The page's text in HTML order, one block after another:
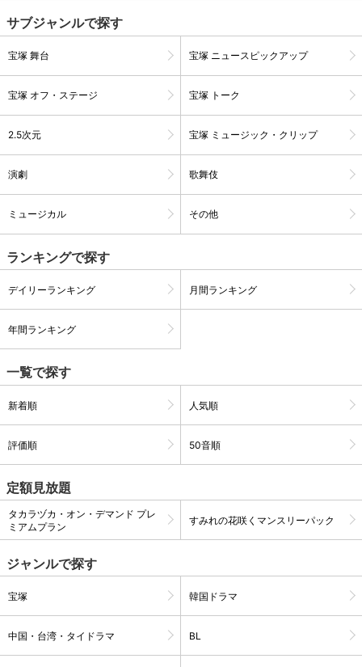
会員情報変更
ジットカード情報の変更が可能です。
購入明細 ４ヵ月分の購入明細の確認が可能です。
現在獲得済みのお得なクーポンを確認でき
ます。
購入履歴
レンタル、購入、定額見放題の購入履歴の
確認が可能です。こちらから視聴いただく
と便利です。
お気に入りに登録した作品を確認できま
閲覧履歴
の削除も可能です。
視聴年齢制限
能です。5段階の年齢区分から選択できま
視聴デバイス一覧
バイス連携の設定ができます。
サブジャンルで探す
宝塚 舞台 宝塚 ニュースピックアップ
宝塚 オフ・ステージ 宝塚 トーク
2.5次元 宝塚 ミュージック・クリップ
演劇 歌舞伎
ミュージカル その他
ランキングで探す
デイリーランキング 月間ランキング
年間ランキング
一覧で探す
新着順 人気順
評価順 50音順
定額見放題
タカラヅカ・オン・デマンド プレ
ミアムプラン
すみれの花咲くマンスリーパック
ジャンルで探す
宝塚 韓国ドラマ
中国・台湾・タイドラマ BL